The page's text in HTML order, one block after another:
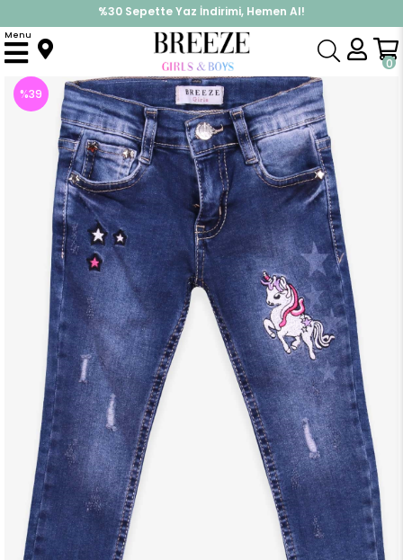
%30 Sepette Yaz İndirimi, Hemen Al!
İndirimlere ek %10 İndirimi Kap, Hemen Üye Ol!
0
Menu
Anasayfa Alt Giyim Tayt
%39